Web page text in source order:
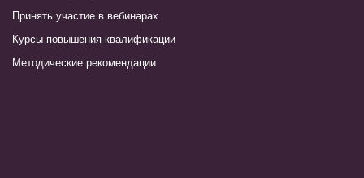
Принять участие в вебинарах
Курсы повышения квалификации
Методические рекомендации